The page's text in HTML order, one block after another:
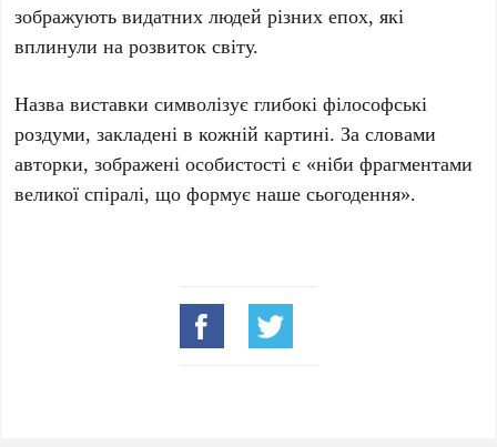
зображують видатних людей різних епох, які
вплинули на розвиток світу.
Назва виставки символізує глибокі філософські
роздуми, закладені в кожній картині. За словами
авторки, зображені особистості є «ніби фрагментами
великої спіралі, що формує наше сьогодення».